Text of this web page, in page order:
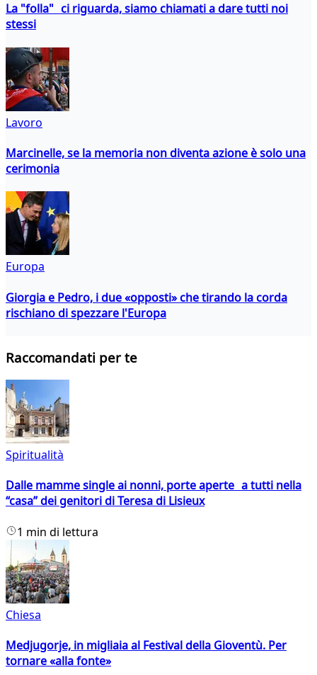
La "folla" ci riguarda, siamo chiamati a dare tutti noi
stessi
Lavoro
Marcinelle, se la memoria non diventa azione è solo una
cerimonia
Europa
Giorgia e Pedro, i due «opposti» che tirando la corda
rischiano di spezzare l'Europa
Raccomandati per te
Spiritualità
Dalle mamme single ai nonni, porte aperte a tutti nella
“casa” dei genitori di Teresa di Lisieux
1 min di lettura
Chiesa
Medjugorje, in migliaia al Festival della Gioventù. Per
tornare «alla fonte»